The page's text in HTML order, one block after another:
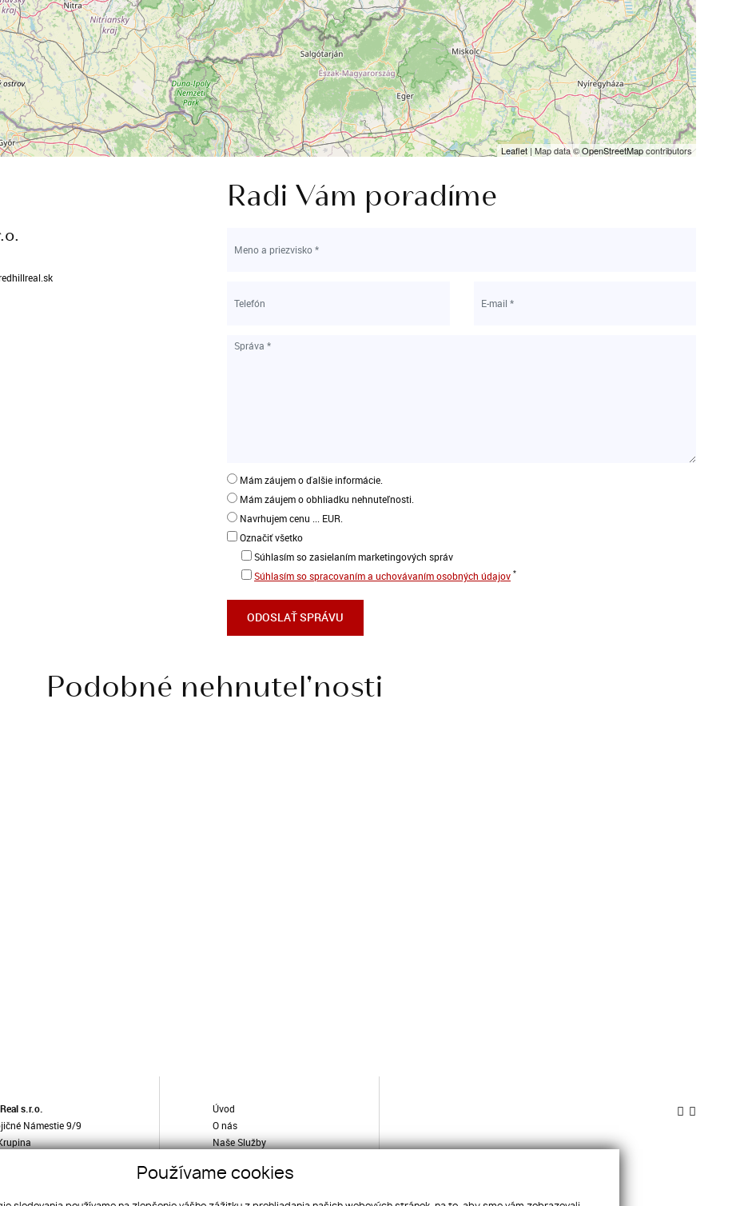
Leaflet | Map data ©OpenStreetMapcontributors
Radi Vám poradíme
Mám záujem o ďalšie informácie.
Mám záujem o obhliadku nehnuteľnosti.
Navrhujem cenu ... EUR.
Označiť všetko
Súhlasím so zasielaním marketingových správ
Súhlasím so spracovaním a uchovávaním osobných údajov *
Podobné nehnuteľnosti
s.r.o.
Námestie 9/9
Úvod
O nás
Naše Služby
Ponuka
Používame cookies